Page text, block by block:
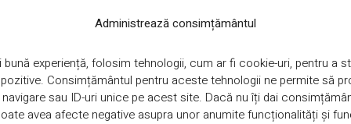
Administrează consimțământul
bună experiență, folosim tehnologii, cum ar fi cookie-uri, pentru a
Consimțământul pentru aceste tehnologii ne permite să
sau ID-uri unice pe acest site. Dacă nu îți dai
avea afecte negative asupra unor anumite funcționalități și
STRAT UZURA 6 mm sau 4mm eko